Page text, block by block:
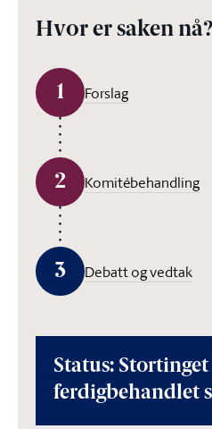
Hvor er saken nå?
1 Forslag
2 Komitébehandling
3 Debatt og vedtak
Status:
ferdigbehandlet